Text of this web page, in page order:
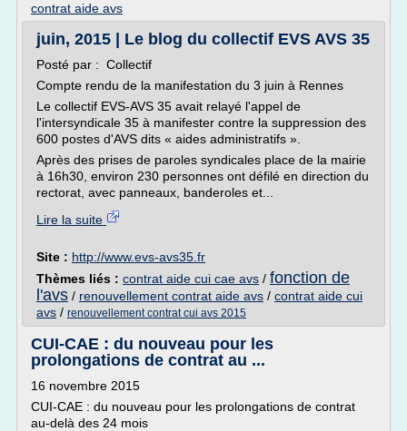
contrat aide avs
juin, 2015 | Le blog du collectif EVS AVS 35
Posté par : Collectif
Compte rendu de la manifestation du 3 juin à Rennes
Le collectif EVS-AVS 35 avait relayé l'appel de
l'intersyndicale 35 à manifester contre la suppression des
600 postes d'AVS dits « aides administratifs ».
Après des prises de paroles syndicales place de la mairie
à 16h30, environ 230 personnes ont défilé en direction du
rectorat, avec panneaux, banderoles et...
Lire la suite
Site : http://www.evs-avs35.fr
Thèmes liés : contrat aide cui cae avs / fonction de
l'avs / renouvellement contrat aide avs / contrat aide cui
avs / renouvellement contrat cui avs 2015
CUI-CAE : du nouveau pour les
prolongations de contrat au ...
16 novembre 2015
CUI-CAE : du nouveau pour les prolongations de contrat
au-delà des 24 mois